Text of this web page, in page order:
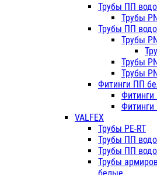
Трубы ПП
Трубы
Трубы ПП
Трубы
Трубы
Трубы
Фитинги ПП
VALFEX
Трубы PE-RT
Трубы ПП
Трубы ПП
Трубы